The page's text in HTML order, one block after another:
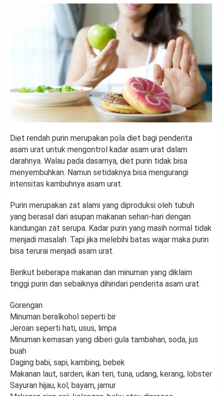
Diet rendah purin merupakan pola diet bagi penderita
asam urat untuk mengontrol kadar asam urat dalam
darahnya. Walau pada dasarnya, diet purin tidak bisa
menyembuhkan. Namun setidaknya bisa mengurangi
intensitas kambuhnya asam urat.
Purin merupakan zat alami yang diproduksi oleh tubuh
yang berasal dari asupan makanan sehari-hari dengan
kandungan zat serupa. Kadar purin yang masih normal tidak
menjadi masalah. Tapi jika melebihi batas wajar maka purin
bisa terurai menjadi asam urat.
Berikut beberapa makanan dan minuman yang diklaim
tinggi purin dan sebaiknya dihindari penderita asam urat.
Gorengan
Minuman beralkohol seperti bir
Jeroan seperti hati, usus, limpa
Minuman kemasan yang diberi gula tambahan, soda, jus
buah
Daging babi, sapi, kambing, bebek
Makanan laut, sarden, ikan teri, tuna, udang, kerang, lobster
Sayuran hijau, kol, bayam, jamur